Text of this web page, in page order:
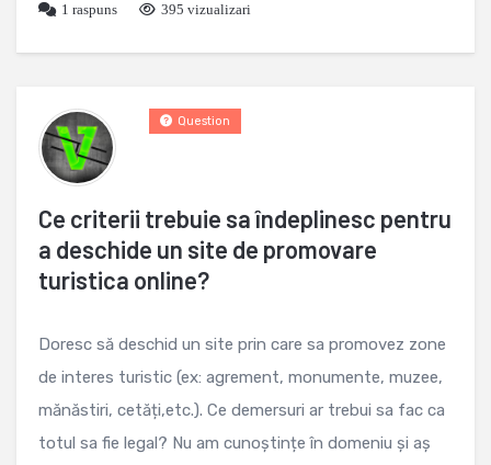
1 raspuns 395 vizualizari
Ce criterii trebuie sa îndeplinesc pentru
a deschide un site de promovare
turistica online?
Question
Doresc să deschid un site prin care sa promovez zone
de interes turistic (ex: agrement, monumente, muzee,
mănăstiri, cetăți,etc.). Ce demersuri ar trebui sa fac ca
totul sa fie legal? Nu am cunoștințe în domeniu și aș